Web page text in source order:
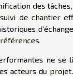
des
de chantier
ne se
acteurs du